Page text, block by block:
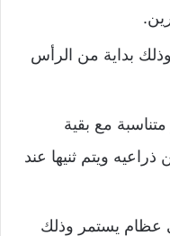
طفلك بـ 13 سم وذلك بداية من الرأس
مع بقية
ويتم ثنيها عند
عظام يستمر وذلك